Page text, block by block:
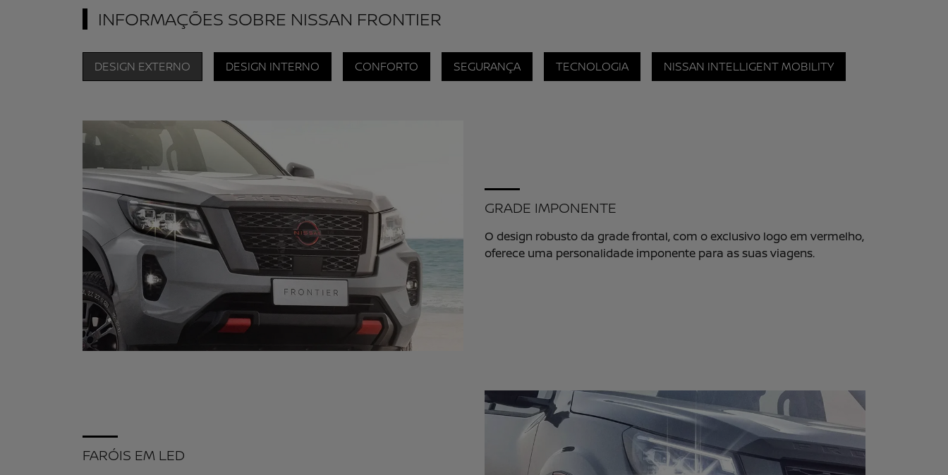
INFORMAÇÕES SOBRE NISSAN FRONTIER
DESIGN EXTERNO DESIGN INTERNO CONFORTO SEGURANÇA TECNOLOGIA NISSAN INTELLIGENT MOBILITY
GRADE IMPONENTE
O design robusto da grade frontal, com o exclusivo logo em vermelho,
oferece uma personalidade imponente para as suas viagens.
FARÓIS EM LED